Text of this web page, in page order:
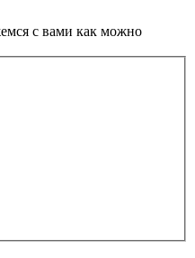
с вами как можно